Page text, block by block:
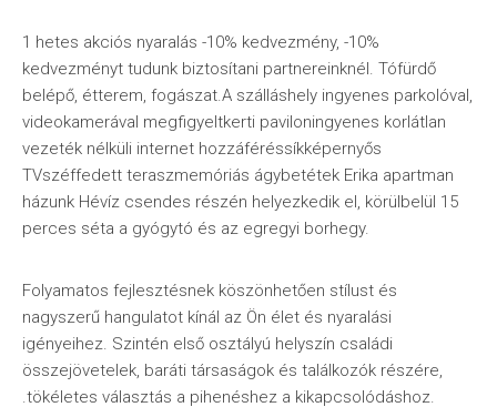
1 hetes akciós nyaralás -10% kedvezmény, -10%
kedvezményt tudunk biztosítani partnereinknél. Tófürdő
belépő, étterem, fogászat.A szálláshely ingyenes parkolóval,
videokamerával megfigyeltkerti paviloningyenes korlátlan
vezeték nélküli internet hozzáféréssíkképernyős
TVszéffedett teraszmemóriás ágybetétek Erika apartman
házunk Hévíz csendes részén helyezkedik el, körülbelül 15
perces séta a gyógytó és az egregyi borhegy.
Folyamatos fejlesztésnek köszönhetően stílust és
nagyszerű hangulatot kínál az Ön élet és nyaralási
igényeihez. Szintén első osztályú helyszín családi
összejövetelek, baráti társaságok és találkozók részére,
.tökéletes választás a pihenéshez a kikapcsolódáshoz.